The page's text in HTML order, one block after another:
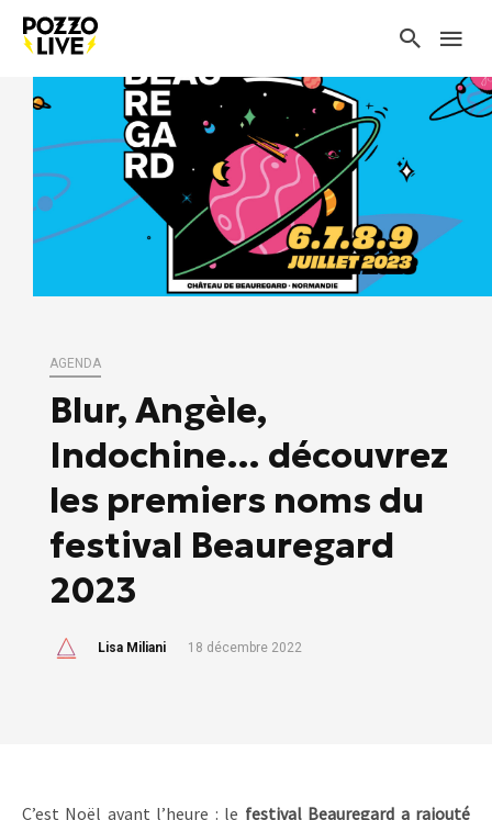
AGENDA
Blur, Angèle,
Indochine… découvrez
les premiers noms du
festival Beauregard
2023
Lisa Miliani 18 décembre 2022
C’est Noël avant l’heure : le festival Beauregard a rajouté